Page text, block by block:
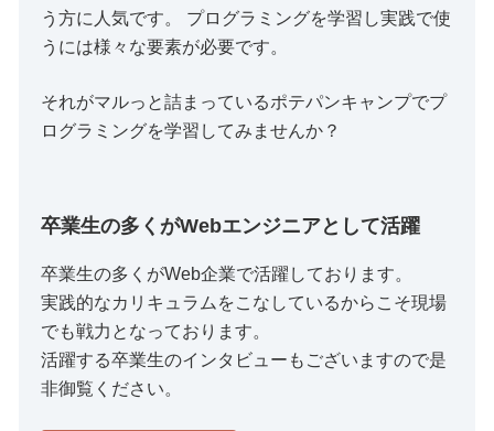
う方に人気です。 プログラミングを学習し実践で使
うには様々な要素が必要です。
それがマルっと詰まっているポテパンキャンプでプ
ログラミングを学習してみませんか？
卒業生の多くがWebエンジニアとして活躍
卒業生の多くがWeb企業で活躍しております。
実践的なカリキュラムをこなしているからこそ現場
でも戦力となっております。
活躍する卒業生のインタビューもございますので是
非御覧ください。